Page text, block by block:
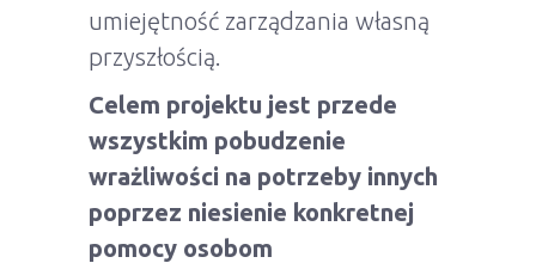
umiejętność zarządzania własną
przyszłością.
Celem projektu jest przede
wszystkim pobudzenie
wrażliwości na potrzeby innych
poprzez niesienie konkretnej
pomocy osobom